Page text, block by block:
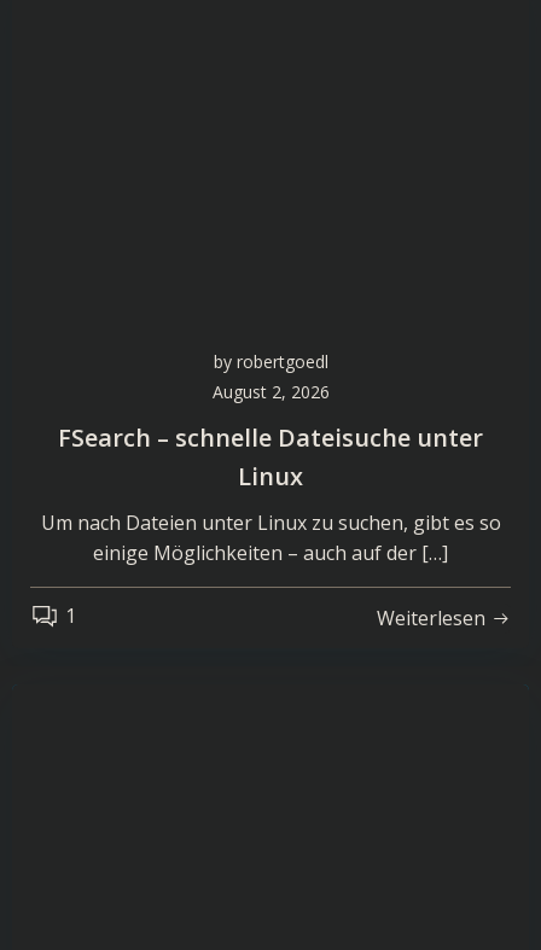
by robertgoedl
August 2, 2026
FSearch – schnelle Dateisuche unter
Linux
Um nach Dateien unter Linux zu suchen, gibt es so
einige Möglichkeiten – auch auf der […]
1 Weiterlesen